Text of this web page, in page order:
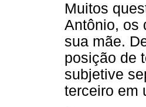
Muitos
Antônio, os
sua mãe.
posição de
subjetive
terceiro em